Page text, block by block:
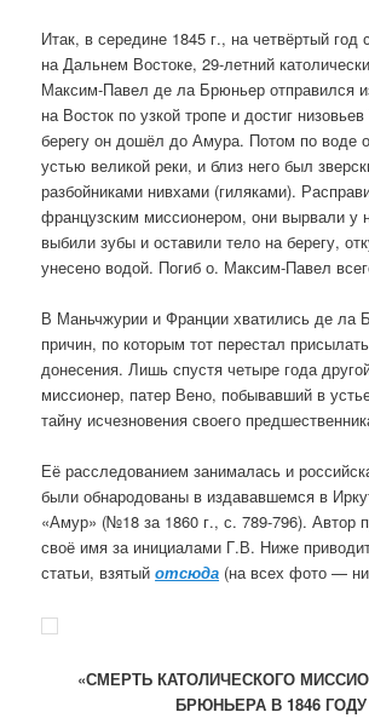
Итак, в середине 1845 г., на четвёртый год
на Дальнем Востоке, 29-летний
Максим-Павел де ла Брюньер отправился
на Восток по узкой тропе и достиг
берегу он дошёл до Амура. Потом по воде
устью великой реки, и близ него был
разбойниками нивхами (гиляками).
французским миссионером, они вырвали у
выбили зубы и оставили тело на берегу,
унесено водой. Погиб о. Максим-Павел
В Маньчжурии и Франции хватились де ла
причин, по которым тот перестал
донесения. Лишь спустя четыре года
миссионер, патер Вено, побывавший в
тайну исчезновения своего
Её расследованием занималась и
были обнародованы в издававшемся в
«Амур» (№18 за 1860 г., с. 789-796). Автор
своё имя за инициалами Г.В. Ниже
статьи, взятыйотсюда (на всех фото —
«СМЕРТЬ КАТОЛИЧЕСКОГО
БРЮНЬЕРА В 1846 ГОДУ